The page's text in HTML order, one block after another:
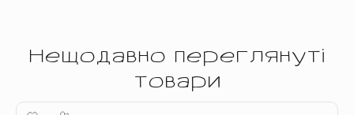
Нещодавно переглянуті
товари